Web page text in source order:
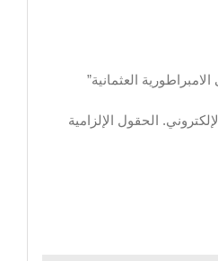
العثمانية”
الحقول الإلزامية